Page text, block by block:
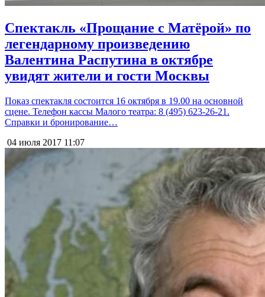
Спектакль «Прощание с Матёрой» по
легендарному произведению
Валентина Распутина в октябре
увидят жители и гости Москвы
Показ спектакля состоится 16 октября в 19.00 на основной
сцене. Телефон кассы Малого театра: 8 (495) 623-26-21.
Справки и бронирование…
04 июля 2017 11:07